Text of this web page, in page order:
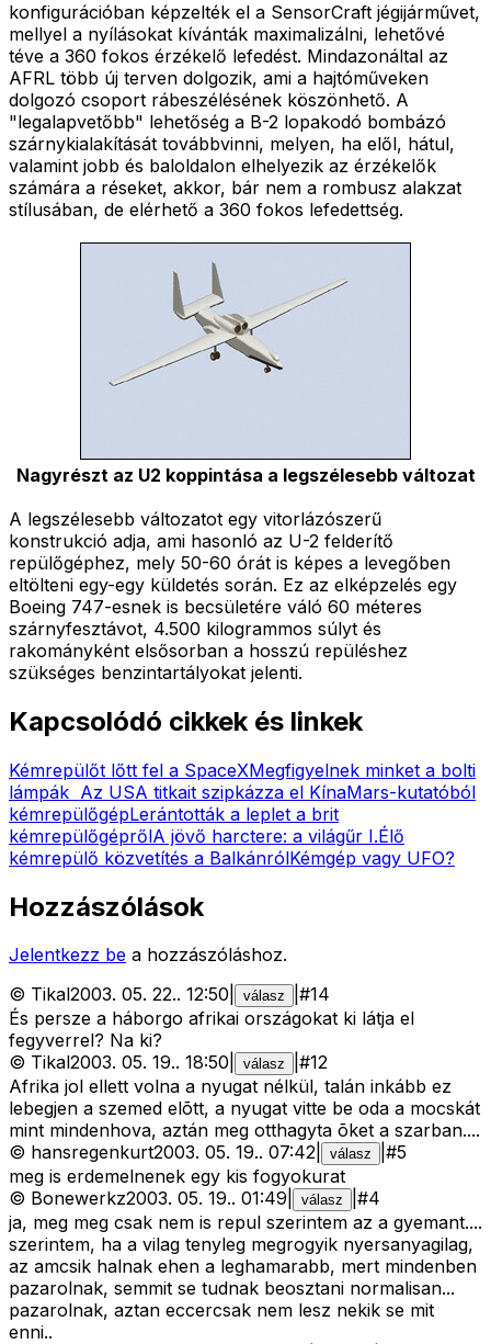
konfigurációban képzelték el a SensorCraft jégijárművet,
mellyel a nyílásokat kívánták maximalizálni, lehetővé
téve a 360 fokos érzékelő lefedést. Mindazonáltal az
AFRL több új terven dolgozik, ami a hajtóműveken
dolgozó csoport rábeszélésének köszönhető. A
"legalapvetőbb" lehetőség a B-2 lopakodó bombázó
szárnykialakítását továbbvinni, melyen, ha elől, hátul,
valamint jobb és baloldalon elhelyezik az érzékelők
számára a réseket, akkor, bár nem a rombusz alakzat
stílusában, de elérhető a 360 fokos lefedettség.
Nagyrészt az U2 koppintása a legszélesebb változat
A legszélesebb változatot egy vitorlázószerű
konstrukció adja, ami hasonló az U-2 felderítő
repülőgéphez, mely 50-60 órát is képes a levegőben
eltölteni egy-egy küldetés során. Ez az elképzelés egy
Boeing 747-esnek is becsületére váló 60 méteres
szárnyfesztávot, 4.500 kilogrammos súlyt és
rakományként elsősorban a hosszú repüléshez
szükséges benzintartályokat jelenti.
Kapcsolódó cikkek és linkek
Kémrepülőt lőtt fel a SpaceXMegfigyelnek minket a bolti
lámpák Az USA titkait szipkázza el KínaMars-kutatóból
kémrepülőgépLerántották a leplet a brit
kémrepülőgéprőlA jövő harctere: a világűr I.Élő
kémrepülő közvetítés a BalkánrólKémgép vagy UFO?
Hozzászólások
Jelentkezz be a hozzászóláshoz.
© Tikal2003. 05. 22.. 12:50 válasz #14
És persze a háborgo afrikai országokat ki látja el
fegyverrel? Na ki?
© Tikal2003. 05. 19.. 18:50 válasz #12
Afrika jol ellett volna a nyugat nélkül, talán inkább ez
lebegjen a szemed elõtt, a nyugat vitte be oda a mocskát
mint mindenhova, aztán meg otthagyta õket a szarban....
© hansregenkurt2003. 05. 19.. 07:42 válasz #5
meg is erdemelnenek egy kis fogyokurat
© Bonewerkz2003. 05. 19.. 01:49 válasz #4
ja, meg meg csak nem is repul szerintem az a gyemant....
szerintem, ha a vilag tenyleg megrogyik nyersanyagilag,
az amcsik halnak ehen a leghamarabb, mert mindenben
pazarolnak, semmit se tudnak beosztani normalisan...
pazarolnak, aztan eccercsak nem lesz nekik se mit
enni..